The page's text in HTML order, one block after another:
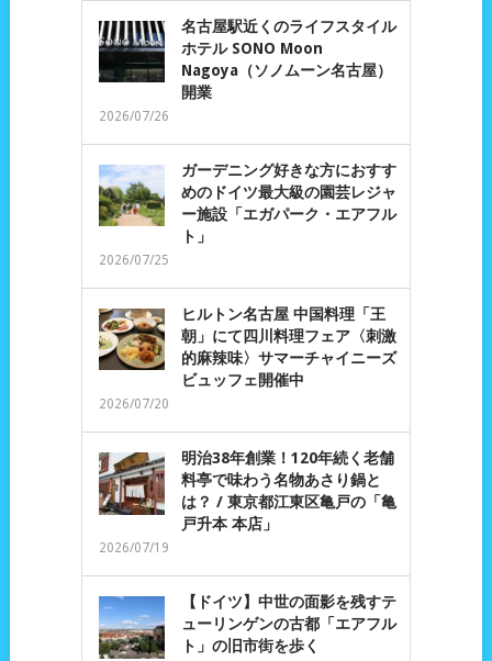
名古屋駅近くのライフスタイル
ホテル SONO Moon
Nagoya（ソノムーン名古屋）
開業
2026/07/26
ガーデニング好きな方におすす
めのドイツ最大級の園芸レジャ
ー施設「エガパーク・エアフル
ト」
2026/07/25
ヒルトン名古屋 中国料理「王
朝」にて四川料理フェア〈刺激
的麻辣味〉サマーチャイニーズ
ビュッフェ開催中
2026/07/20
明治38年創業！120年続く老舗
料亭で味わう名物あさり鍋と
は？ / 東京都江東区亀戸の「亀
戸升本 本店」
2026/07/19
【ドイツ】中世の面影を残すテ
ューリンゲンの古都「エアフル
ト」の旧市街を歩く